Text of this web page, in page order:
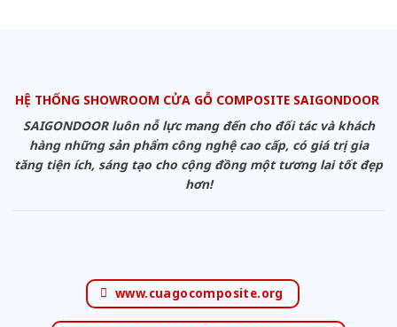
HỆ THỐNG SHOWROOM CỬA GỖ COMPOSITE SAIGONDOOR
SAIGONDOOR luôn nỗ lực mang đến cho đối tác và khách
hàng những sản phẩm công nghệ cao cấp, có giá trị gia
tăng tiện ích, sáng tạo cho cộng đồng một tương lai tốt đẹp
hơn!
www.cuagocomposite.org